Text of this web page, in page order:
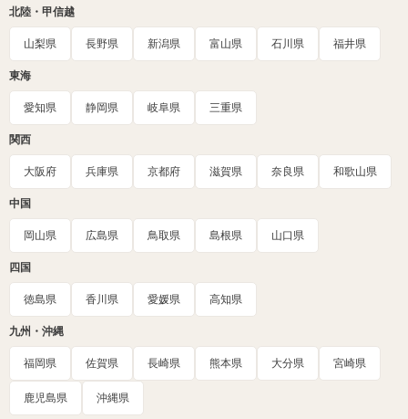
北陸・甲信越
山梨県 長野県 新潟県 富山県 石川県 福井県
東海
愛知県 静岡県 岐阜県 三重県
関西
大阪府 兵庫県 京都府 滋賀県 奈良県 和歌山県
中国
岡山県 広島県 鳥取県 島根県 山口県
四国
徳島県 香川県 愛媛県 高知県
九州・沖縄
福岡県 佐賀県 長崎県 熊本県 大分県 宮崎県
鹿児島県 沖縄県